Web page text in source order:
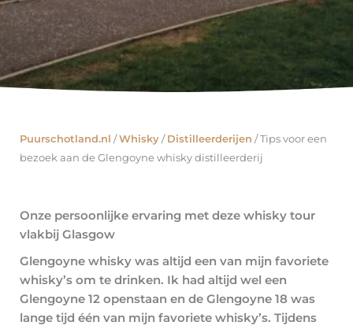
Puurschotland.nl /Whisky/Distilleerderijen /Tips voor een
bezoek aan de Glengoyne whisky distilleerderij
Onze persoonlijke ervaring met deze whisky tour
vlakbij Glasgow
Glengoyne whisky was altijd een van mijn favoriete
whisky’s om te drinken. Ik had altijd wel een
Glengoyne 12 openstaan en de Glengoyne 18 was
lange tijd één van mijn favoriete whisky’s. Tijdens